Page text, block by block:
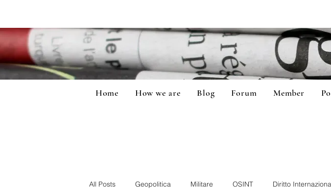
Home How we are Blog Forum Member
All Posts Geopolitica Militare OSINT Diritto